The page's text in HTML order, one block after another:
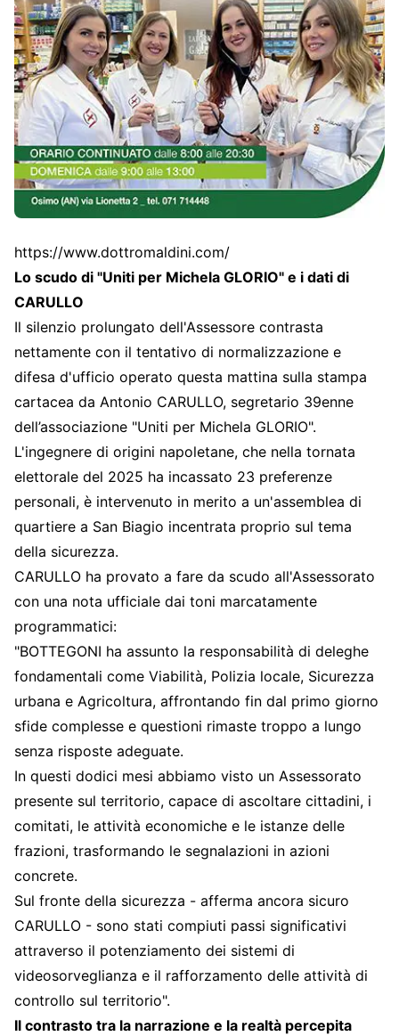
https://www.dottromaldini.com/
Lo scudo di "Uniti per Michela GLORIO" e i dati di
CARULLO
Il silenzio prolungato dell'Assessore contrasta
nettamente con il tentativo di normalizzazione e
difesa d'ufficio operato questa mattina sulla stampa
cartacea da Antonio CARULLO, segretario 39enne
dell’associazione "Uniti per Michela GLORIO".
L'ingegnere di origini napoletane, che nella tornata
elettorale del 2025 ha incassato 23 preferenze
personali, è intervenuto in merito a un'assemblea di
quartiere a San Biagio incentrata proprio sul tema
della sicurezza.
CARULLO ha provato a fare da scudo all'Assessorato
con una nota ufficiale dai toni marcatamente
programmatici:
"BOTTEGONI ha assunto la responsabilità di deleghe
fondamentali come Viabilità, Polizia locale, Sicurezza
urbana e Agricoltura, affrontando fin dal primo giorno
sfide complesse e questioni rimaste troppo a lungo
senza risposte adeguate.
In questi dodici mesi abbiamo visto un Assessorato
presente sul territorio, capace di ascoltare cittadini, i
comitati, le attività economiche e le istanze delle
frazioni, trasformando le segnalazioni in azioni
concrete.
Sul fronte della sicurezza - afferma ancora sicuro
CARULLO - sono stati compiuti passi significativi
attraverso il potenziamento dei sistemi di
videosorveglianza e il rafforzamento delle attività di
controllo sul territorio".
Il contrasto tra la narrazione e la realtà percepita